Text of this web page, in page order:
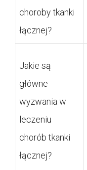
choroby tkanki
łącznej?
Jakie są
główne
wyzwania w
leczeniu
chorób tkanki
łącznej?